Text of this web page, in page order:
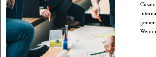
Wenn